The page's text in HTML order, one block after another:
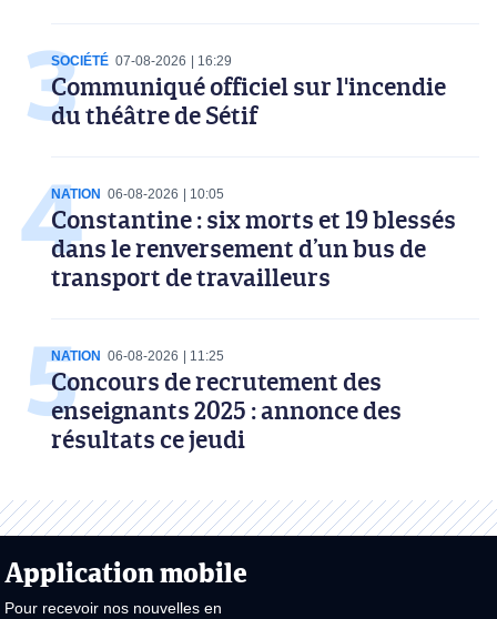
SOCIÉTÉ 07-08-2026 16:29
Communiqué officiel sur l'incendie
du théâtre de Sétif
NATION 06-08-2026 10:05
Constantine : six morts et 19 blessés
dans le renversement d’un bus de
transport de travailleurs
NATION 06-08-2026 11:25
Concours de recrutement des
enseignants 2025 : annonce des
résultats ce jeudi
Application mobile
Pour recevoir nos nouvelles en